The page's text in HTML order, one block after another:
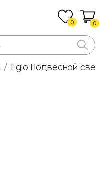
0 0
Eglo Подвесной